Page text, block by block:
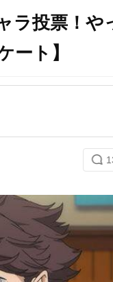
ラ投票！や
ート】